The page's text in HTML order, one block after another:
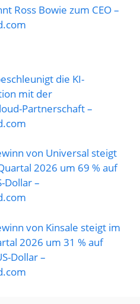
Ross Bowie zum CEO –
die KI-
mit der
Partnerschaft –
von Universal steigt
2026 um 69 % auf
Dollar –
von Kinsale steigt im
2026 um 31 % auf
Dollar –